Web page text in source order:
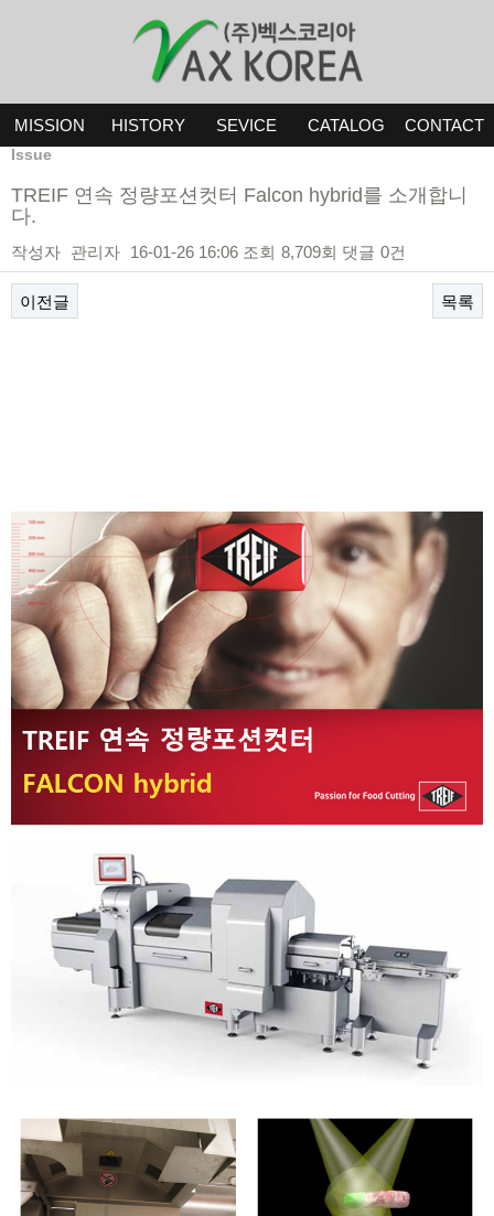
MISSION HISTORY SEVICE CATALOG CONTACT
Issue
TREIF 연속 정량포션컷터 Falcon hybrid를 소개합니
다.
작성자 관리자 16-01-26 16:06 조회 8,709회 댓글 0건
이전글 목록